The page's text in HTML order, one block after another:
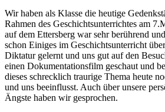
Wir haben als Klasse die heutige
Rahmen des Geschichtsunterrichtes am
auf dem Ettersberg war sehr berührend
schon Einiges im Geschichtsunterricht
Diktatur gelernt und uns gut auf den
einen Dokumentationsfilm geschaut und
dieses schrecklich traurige Thema heute
und uns beeinflusst. Auch über unsere
Ängste haben wir gesprochen.